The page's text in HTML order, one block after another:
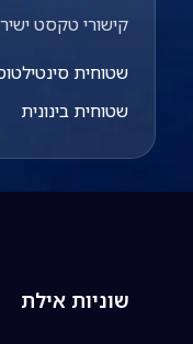
קישורי טקסט
שטוחית
שטוחית בינונית
שוניות אילת